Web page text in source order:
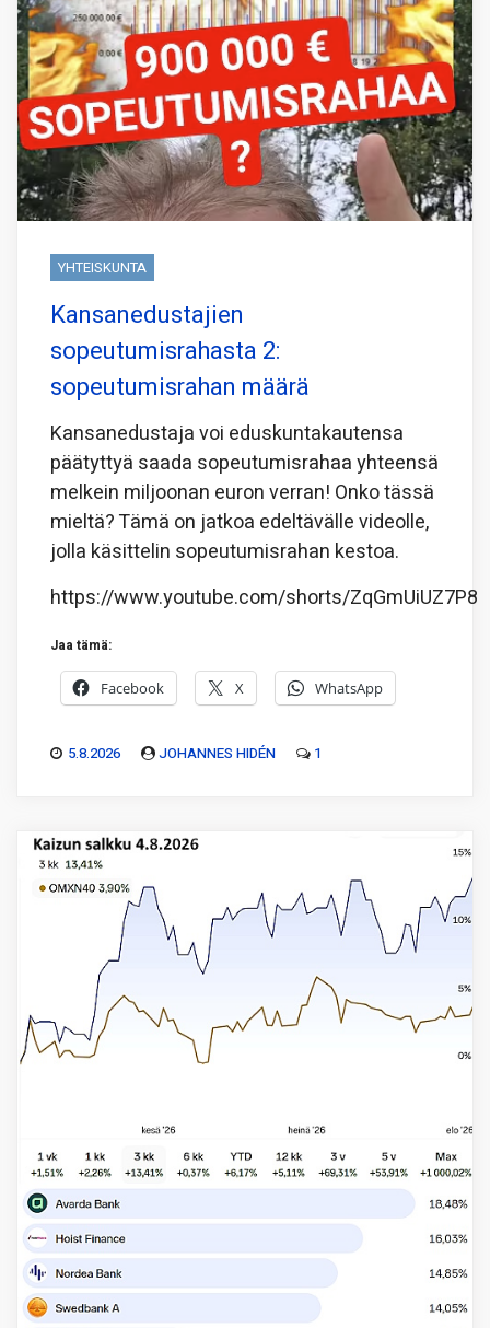
YHTEISKUNTA
Kansanedustajien
sopeutumisrahasta 2:
sopeutumisrahan määrä
Kansanedustaja voi eduskuntakautensa
päätyttyä saada sopeutumisrahaa yhteensä
melkein miljoonan euron verran! Onko tässä
mieltä? Tämä on jatkoa edeltävälle videolle,
jolla käsittelin sopeutumisrahan kestoa.
https://www.youtube.com/shorts/ZqGmUiUZ7P8
Jaa tämä:
Facebook X WhatsApp
5.8.2026 JOHANNES HIDÉN 1